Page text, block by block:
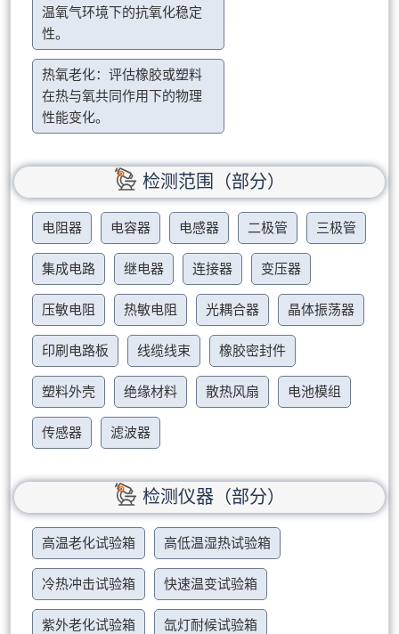
温氧气环境下的抗氧化稳定
性。
热氧老化：评估橡胶或塑料
在热与氧共同作用下的物理
性能变化。
检测范围（部分）
电阻器 电容器 电感器 二极管 三极管
集成电路 继电器 连接器 变压器
压敏电阻 热敏电阻 光耦合器 晶体振荡器
印刷电路板 线缆线束 橡胶密封件
塑料外壳 绝缘材料 散热风扇 电池模组
传感器 滤波器
检测仪器（部分）
高温老化试验箱 高低温湿热试验箱
冷热冲击试验箱 快速温变试验箱
紫外老化试验箱 氙灯耐候试验箱